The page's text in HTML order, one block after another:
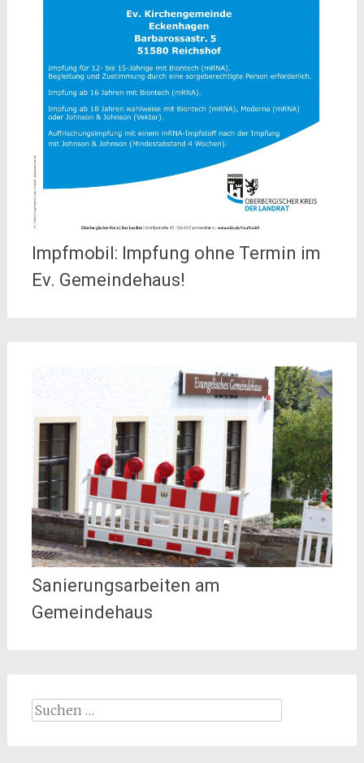
Impfmobil: Impfung ohne Termin im
Ev. Gemeindehaus!
Sanierungsarbeiten am
Gemeindehaus
Suchen
nach: